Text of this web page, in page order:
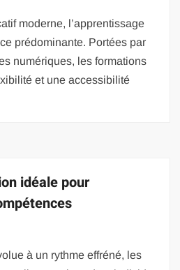
moderne, l’apprentissage
prédominante. Portées par
numériques, les formations
et une accessibilité
idéale pour
à un rythme effréné, les